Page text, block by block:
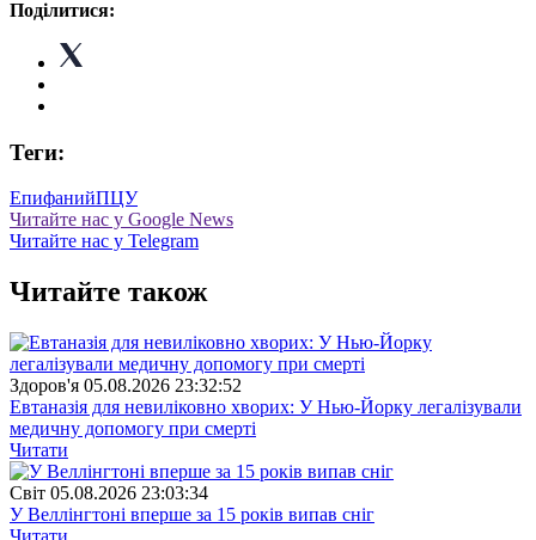
Поділитися:
Теги:
ЕпифанийПЦУ
Читайте нас у Google News
Читайте нас у Telegram
Читайте також
Здоров'я 05.08.2026 23:32:52
Евтаназія для невиліковно хворих: У Нью-Йорку легалізували
медичну допомогу при смерті
Читати
Свiт 05.08.2026 23:03:34
У Веллінгтоні вперше за 15 років випав сніг
Читати